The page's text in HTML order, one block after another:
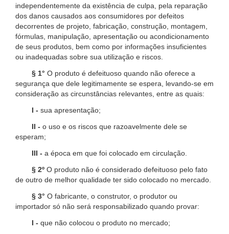
independentemente da existência de culpa, pela reparação
dos danos causados aos consumidores por defeitos
decorrentes de projeto, fabricação, construção, montagem,
fórmulas, manipulação, apresentação ou acondicionamento
de seus produtos, bem como por informações insuficientes
ou inadequadas sobre sua utilização e riscos.
§ 1° O produto é defeituoso quando não oferece a
segurança que dele legitimamente se espera, levando-se em
consideração as circunstâncias relevantes, entre as quais:
I - sua apresentação;
II - o uso e os riscos que razoavelmente dele se
esperam;
III - a época em que foi colocado em circulação.
§ 2º O produto não é considerado defeituoso pelo fato
de outro de melhor qualidade ter sido colocado no mercado.
§ 3° O fabricante, o construtor, o produtor ou
importador só não será responsabilizado quando provar:
I - que não colocou o produto no mercado;